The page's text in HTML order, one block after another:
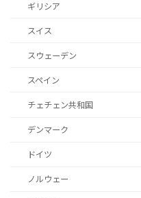
ギリシア
スイス
スウェーデン
スペイン
チェチェン共和国
デンマーク
ドイツ
ノルウェー